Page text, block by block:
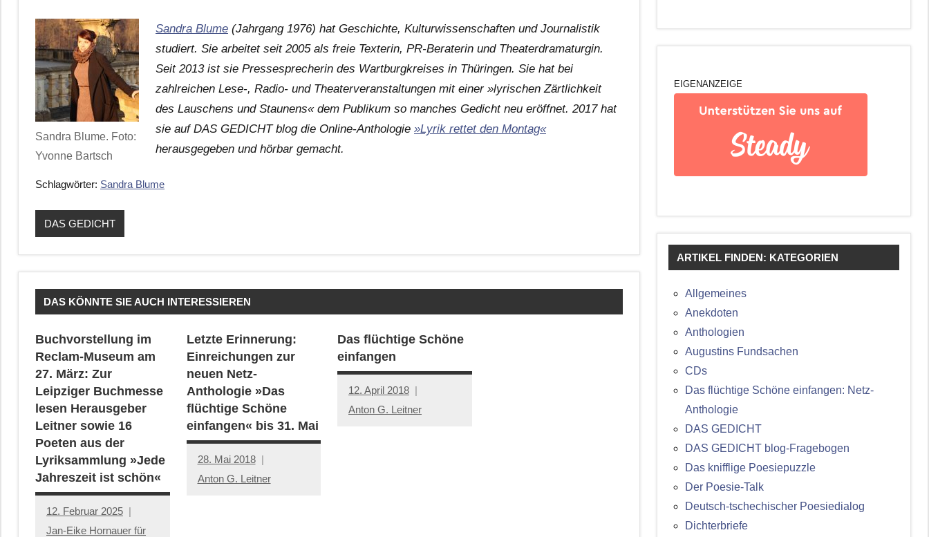
Sandra Blume. Foto:
Yvonne Bartsch
Sandra Blume (Jahrgang 1976) hat Geschichte, Kulturwissenschaften und Journalistik
studiert. Sie arbeitet seit 2005 als freie Texterin, PR-Beraterin und Theaterdramaturgin.
Seit 2013 ist sie Pressesprecherin des Wartburgkreises in Thüringen. Sie hat bei
zahlreichen Lese-, Radio- und Theaterveranstaltungen mit einer »lyrischen Zärtlichkeit
des Lauschens und Staunens« dem Publikum so manches Gedicht neu eröffnet. 2017 hat
sie auf DAS GEDICHT blog die Online-Anthologie »Lyrik rettet den Montag«
herausgegeben und hörbar gemacht.
Schlagwörter: Sandra Blume
DAS GEDICHT
DAS KÖNNTE SIE AUCH INTERESSIEREN
Buchvorstellung im
Reclam-Museum am
27. März: Zur
Leipziger Buchmesse
lesen Herausgeber
Leitner sowie 16
Poeten aus der
Lyriksammlung »Jede
Jahreszeit ist schön«
12. Februar 2025
Jan-Eike Hornauer für
Letzte Erinnerung:
Einreichungen zur
neuen Netz-
Anthologie »Das
flüchtige Schöne
einfangen« bis 31. Mai
28. Mai 2018
Anton G. Leitner
Das flüchtige Schöne
einfangen
12. April 2018
Anton G. Leitner
EIGENANZEIGE
ARTIKEL FINDEN: KATEGORIEN
Allgemeines
Anekdoten
Anthologien
Augustins Fundsachen
CDs
Das flüchtige Schöne einfangen: Netz-
Anthologie
DAS GEDICHT
DAS GEDICHT blog-Fragebogen
Das knifflige Poesiepuzzle
Der Poesie-Talk
Deutsch-tschechischer Poesiedialog
Dichterbriefe